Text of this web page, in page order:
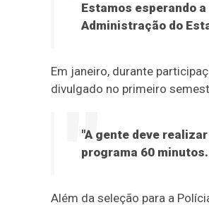
Estamos esperando
Administração do
Em janeiro, durante
divulgado no primeiro
"A gente deve
programa 60 minutos.
Além da seleção para a